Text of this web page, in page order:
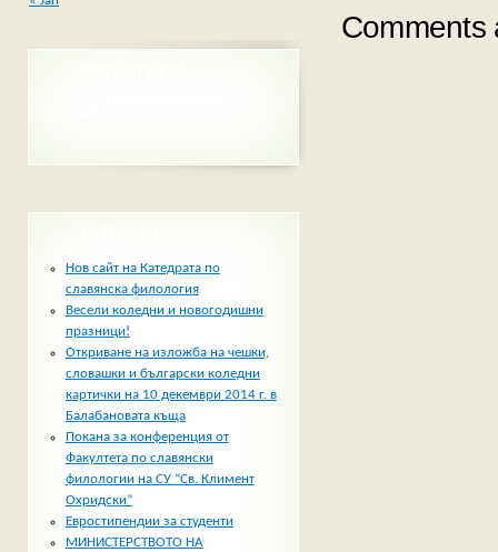
Comments
Нов сайт на Катедрата по
славянска филология
Весели коледни и новогодишни
празници!
Откриване на изложба на чешки,
словашки и български коледни
картички на 10 декември 2014 г. в
Балабановата къща
Покана за конференция от
Факултета по славянски
филологии на СУ “Св. Климент
Охридски”
Евростипендии за студенти
МИНИСТЕРСТВОТО НА